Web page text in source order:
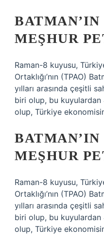
MEŞHUR
Raman-8 kuyusu,
Ortaklığı’nın (TPAO)
yılları arasında çeşitli
biri olup, bu kuyulardan
olup, Türkiye
MEŞHUR
Raman-8 kuyusu,
Ortaklığı’nın (TPAO)
yılları arasında çeşitli
biri olup, bu kuyulardan
olup, Türkiye